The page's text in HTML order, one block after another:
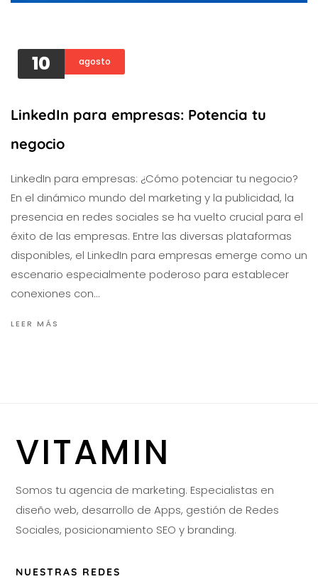
10 agosto
LinkedIn para empresas: Potencia tu
negocio
LinkedIn para empresas: ¿Cómo potenciar tu negocio?
En el dinámico mundo del marketing y la publicidad, la
presencia en redes sociales se ha vuelto crucial para el
éxito de las empresas. Entre las diversas plataformas
disponibles, el LinkedIn para empresas emerge como un
escenario especialmente poderoso para establecer
conexiones con…
LEER MÁS
VITAMIN
Somos tu agencia de marketing. Especialistas en
diseño web, desarrollo de Apps, gestión de Redes
Sociales, posicionamiento SEO y branding.
NUESTRAS REDES